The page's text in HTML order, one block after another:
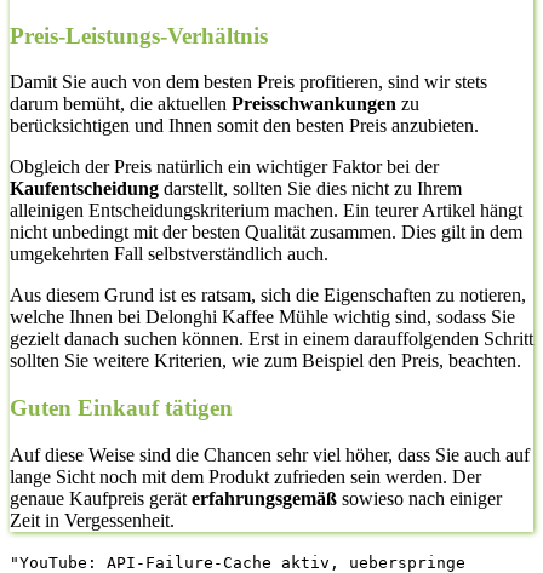
Preis-Leistungs-Verhältnis
Damit Sie auch von dem besten Preis profitieren, sind wir stets
darum bemüht, die aktuellen Preisschwankungen zu
berücksichtigen und Ihnen somit den besten Preis anzubieten.
Obgleich der Preis natürlich ein wichtiger Faktor bei der
Kaufentscheidung darstellt, sollten Sie dies nicht zu Ihrem
alleinigen Entscheidungskriterium machen. Ein teurer Artikel hängt
nicht unbedingt mit der besten Qualität zusammen. Dies gilt in dem
umgekehrten Fall selbstverständlich auch.
Aus diesem Grund ist es ratsam, sich die Eigenschaften zu notieren,
welche Ihnen bei Delonghi Kaffee Mühle wichtig sind, sodass Sie
gezielt danach suchen können. Erst in einem darauffolgenden Schritt
sollten Sie weitere Kriterien, wie zum Beispiel den Preis, beachten.
Guten Einkauf tätigen
Auf diese Weise sind die Chancen sehr viel höher, dass Sie auch auf
lange Sicht noch mit dem Produkt zufrieden sein werden. Der
genaue Kaufpreis gerät erfahrungsgemäß sowieso nach einiger
Zeit in Vergessenheit.
"YouTube: API-Failure-Cache aktiv, ueberspringe